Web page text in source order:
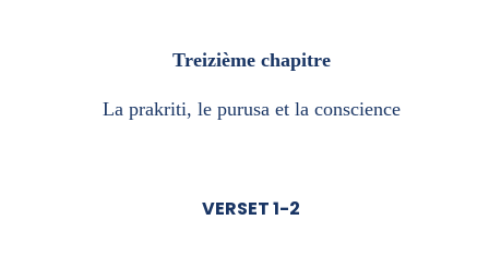
Treizième chapitre
La prakriti, le purusa et la conscience
VERSET 1-2